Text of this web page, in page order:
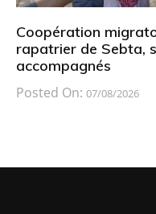
Coopération
rapatrier de Sebta,
accompagnés
Posted On: 07/08/2026